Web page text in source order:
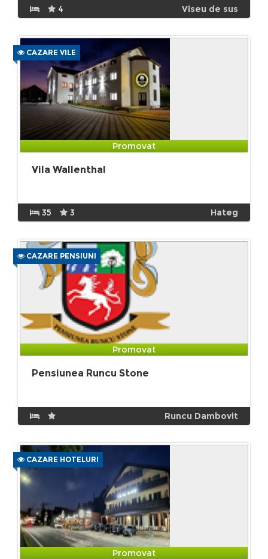
4 Viseu de sus
CAZARE VILE
Promovat
Vila Wallenthal
35 3 Hateg
CAZARE PENSIUNI
Promovat
Pensiunea Runcu Stone
Runcu Dambovit
CAZARE HOTELURI
Promovat